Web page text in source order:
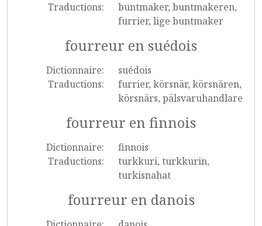
Traductions:
buntmaker, buntmakeren,
furrier, lige buntmaker
fourreur en suédois
Dictionnaire:
suédois
Traductions:
furrier, körsnär, körsnären,
körsnärs, pälsvaruhandlare
fourreur en finnois
Dictionnaire:
finnois
Traductions:
turkkuri, turkkurin,
turkisnahat
fourreur en danois